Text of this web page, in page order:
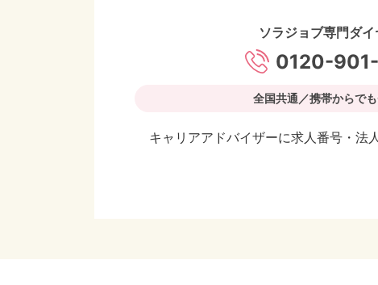
ソラジョブ専門ダイ
0120-
全国共通／携帯からでも
キャリアアドバイザーに求人番号・法